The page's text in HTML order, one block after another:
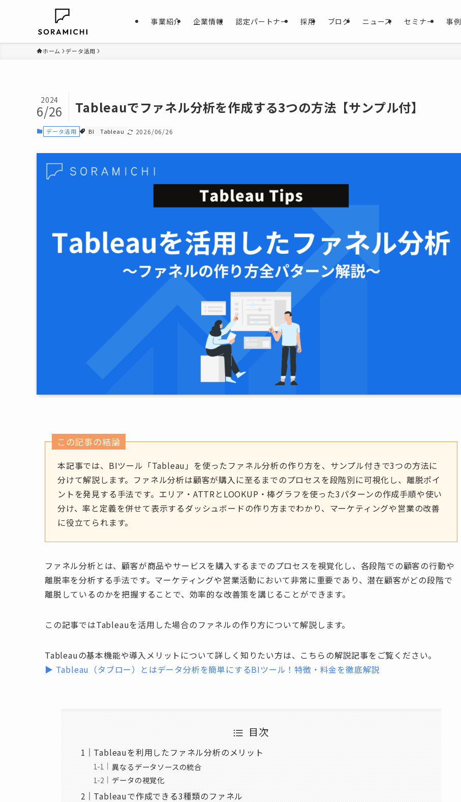
事業紹介 企業情報 認定パートナー 採用 ブログ ニュース セミナー 事例
ホーム データ活用
Tableauでファネル分析を作成する3つの方法【サンプル付】
2024
6/26
データ活用 BI Tableau 2026/06/26
この記事の結論
本記事では、BIツール「Tableau」を使ったファネル分析の作り方を、サンプル付きで3つの方法に
分けて解説します。ファネル分析は顧客が購入に至るまでのプロセスを段階別に可視化し、離脱ポイ
ントを発見する手法です。エリア・ATTRとLOOKUP・棒グラフを使った3パターンの作成手順や使い
分け、率と定義を併せて表示するダッシュボードの作り方までわかり、マーケティングや営業の改善
に役立てられます。
ファネル分析とは、顧客が商品やサービスを購入するまでのプロセスを視覚化し、各段階での顧客の行動や
離脱率を分析する手法です。マーケティングや営業活動において非常に重要であり、潜在顧客がどの段階で
離脱しているのかを把握することで、効率的な改善策を講じることができます。
この記事ではTableauを活用した場合のファネルの作り方について解説します。
Tableauの基本機能や導入メリットについて詳しく知りたい方は、こちらの解説記事をご覧ください。
▶ Tableau（タブロー）とはデータ分析を簡単にするBIツール！特徴・料金を徹底解説
目次
Tableauを利用したファネル分析のメリット
異なるデータソースの統合
データの視覚化
Tableauで作成できる3種類のファネル